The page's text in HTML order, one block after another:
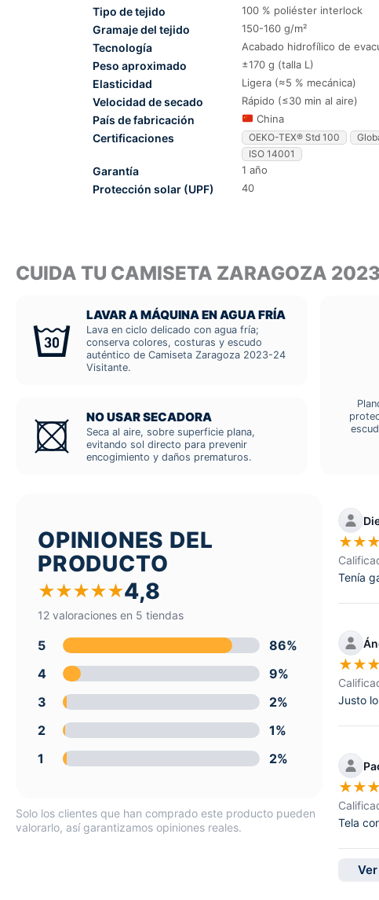
Tipo de tejido 100 % poliéster interlock
Gramaje del tejido 150-160 g/m²
Tecnología Acabado hidrofílico de
Peso aproximado ±170 g (talla L)
Elasticidad Ligera (≈5 % mecánica)
Velocidad de secado Rápido (≤30 min al aire)
País de fabricación China
Certificaciones OEKO-TEX® Std 100
ISO 14001
Garantía 1 año
Protección solar (UPF) 40
CUIDA TU CAMISETA ZARAGOZA
LAVAR A MÁQUINA EN AGUA FRÍA
Lava en ciclo delicado con agua fría;
conserva colores, costuras y escudo
auténtico de Camiseta Zaragoza 2023-24
Visitante.
NO USAR SECADORA
Seca al aire, sobre superficie plana,
evitando sol directo para prevenir
encogimiento y daños prematuros.
OPINIONES DEL
PRODUCTO
★★★★★4,8
12 valoraciones en 5 tiendas
5
86%
4
9%
3
2%
2
1%
1
2%
Solo los clientes que han comprado este producto pueden
valorarlo, así garantizamos opiniones reales.
★★★
Tenía
★★★
Justo
★★★
Tela